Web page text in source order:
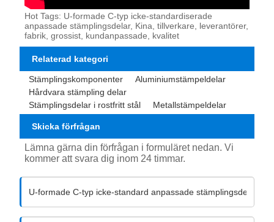
Hot Tags: U-formade C-typ icke-standardiserade
anpassade stämplingsdelar, Kina, tillverkare, leverantörer,
fabrik, grossist, kundanpassade, kvalitet
Relaterad kategori
Stämplingskomponenter
Aluminiumstämpeldelar
Hårdvara stämpling delar
Stämplingsdelar i rostfritt stål
Metallstämpeldelar
Skicka förfrågan
Lämna gärna din förfrågan i formuläret nedan. Vi
kommer att svara dig inom 24 timmar.